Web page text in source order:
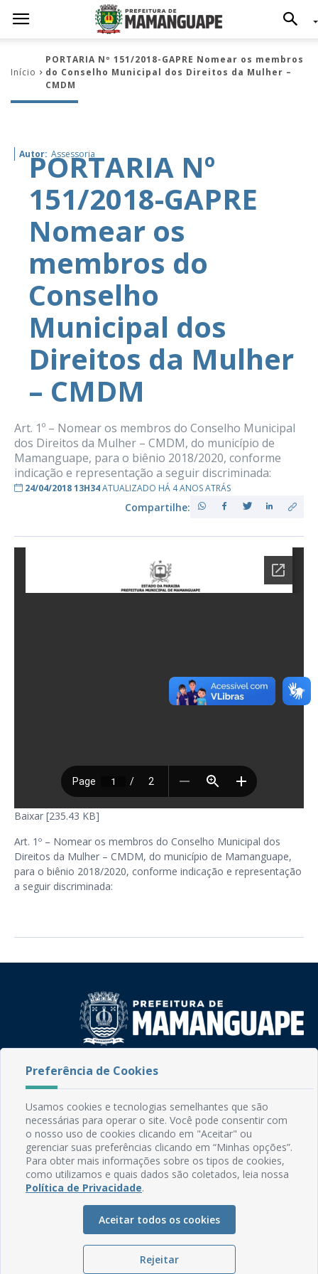
Início
PORTARIA Nº 151/2018-GAPRE Nomear os membros
do Conselho Municipal dos Direitos da Mulher –
CMDM
Autor: Assessoria
PORTARIA Nº
151/2018-GAPRE
Nomear os
membros do
Conselho
Municipal dos
Direitos da Mulher
– CMDM
Art. 1º – Nomear os membros do Conselho Municipal
dos Direitos da Mulher – CMDM, do município de
Mamanguape, para o biênio 2018/2020, conforme
indicação e representação a seguir discriminada:
24/04/2018 13H34ATUALIZADO HÁ 4 ANOS ATRÁS
Compartilhe:
Baixar [235.43 KB]
Art. 1º – Nomear os membros do Conselho Municipal dos
Direitos da Mulher – CMDM, do município de Mamanguape,
para o biênio 2018/2020, conforme indicação e representação
a seguir discriminada:
Rua do Imperador, 78, Centro
Email: comunicacao@mamanguape.pb.gov.br
Expediente: Segunda à Sexta, das 08h às 13h
Mapa do Site
Perguntas frequentes
Manual de Navegação
Glossário
Ouvidoria
Serviços Internos
Preferência de Cookies
Usamos cookies e tecnologias semelhantes que são
necessárias para operar o site. Você pode consentir com
o nosso uso de cookies clicando em "Aceitar" ou
gerenciar suas preferências clicando em “Minhas opções”.
Para obter mais informações sobre os tipos de cookies,
como utilizamos e quais dados são coletados, leia nossa
Política de Privacidade.
Aceitar todos os cookies
Rejeitar